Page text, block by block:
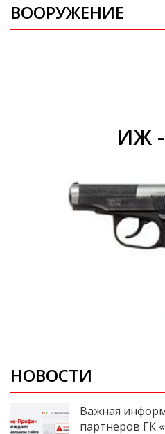
ВООРУЖЕНИЕ
ИЖ -
НОВОСТИ
Важная
партнеров ГК